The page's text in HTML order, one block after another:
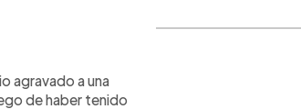
agravado a una
de haber tenido